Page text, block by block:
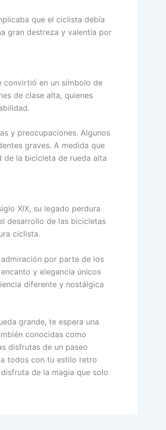
que el ciclista debía
gran destreza y valentía por
convirtió en un símbolo de
de clase alta, quienes
y preocupaciones. Algunos
graves. A medida que
de la bicicleta de rueda alta
XIX, su legado perdura
desarrollo de las bicicletas
ciclista.
por parte de los
y elegancia únicos
diferente y nostálgica
grande, te espera una
conocidas como
disfrutas de un paseo
todos con tu estilo retro
de la magia que solo